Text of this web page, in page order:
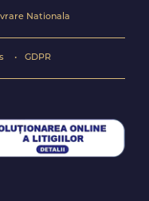
Nationala
GDPR